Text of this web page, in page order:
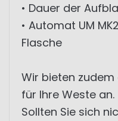
• Dauer der
• Automat UM
Flasche
Wir bieten
für Ihre Weste an.
Sollten Sie sich